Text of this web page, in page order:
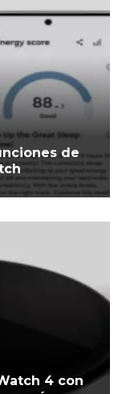
de
4 con